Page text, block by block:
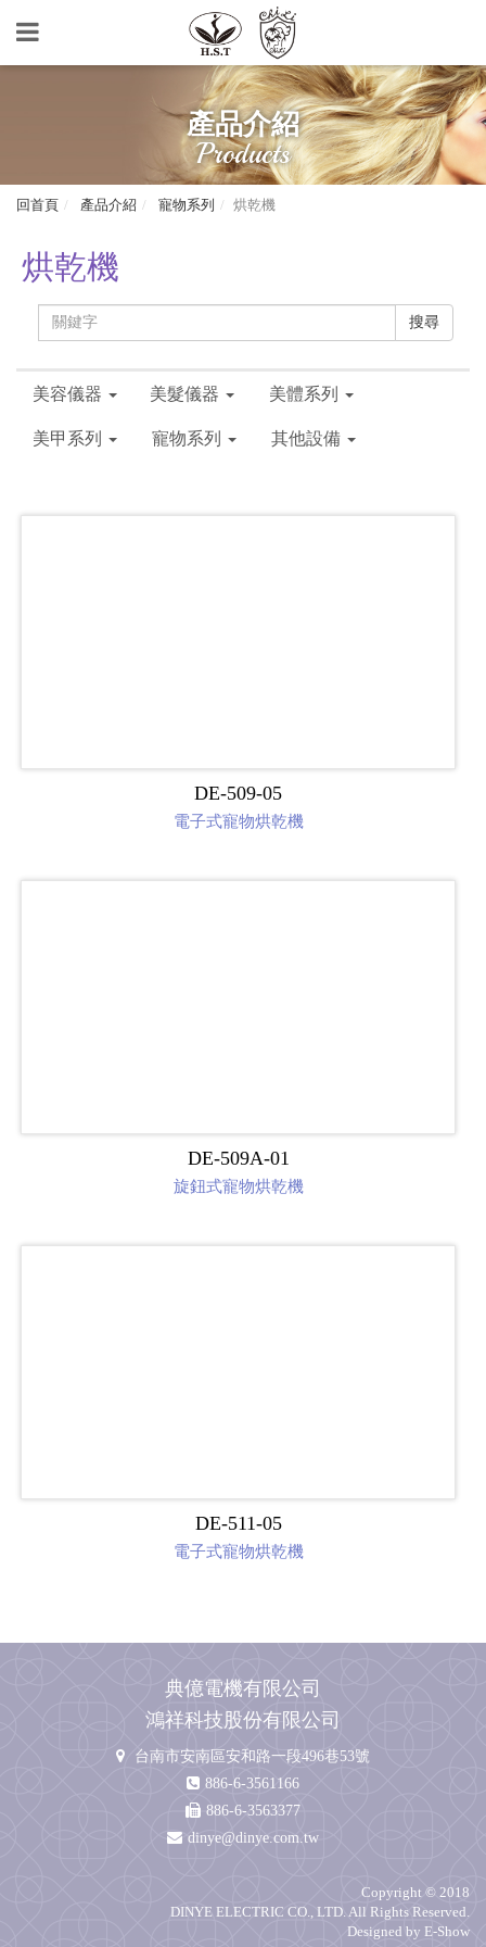
產品介紹
Products
回首頁 產品介紹 寵物系列 烘乾機
烘乾機
搜尋
美容儀器 美髮儀器 美體系列
美甲系列 寵物系列 其他設備
DE-509-05
電子式寵物烘乾機
DE-509A-01
旋鈕式寵物烘乾機
DE-511-05
電子式寵物烘乾機
典億電機有限公司
鴻祥科技股份有限公司
台南市安南區安和路一段496巷53號
886-6-3561166
886-6-3563377
dinye@dinye.com.tw
Copyright © 2018
DINYE ELECTRIC CO., LTD. All Rights Reserved.
Designed by E-Show